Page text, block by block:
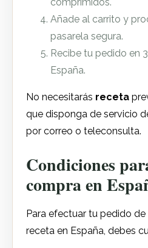
Añade al carrito y
pasarela segura.
Recibe tu pedido en
España.
No necesitarás receta
que disponga de servicio
por correo o teleconsulta.
Condiciones
compra en
Para efectuar tu pedido de
receta en España, debes